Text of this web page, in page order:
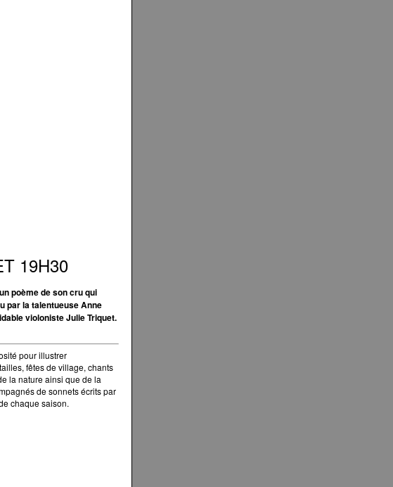
19H30
poème de son cru qui
par la talentueuse Anne
violoniste Julie Triquet.
pour illustrer
fêtes de village, chants
la nature ainsi que de la
de sonnets écrits par
chaque saison.